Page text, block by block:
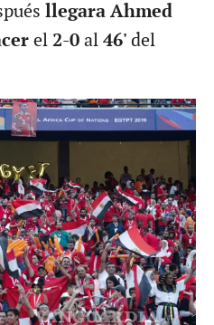
llegara Ahmed
el 2-0al 46' del